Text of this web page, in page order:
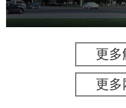
更多
更多